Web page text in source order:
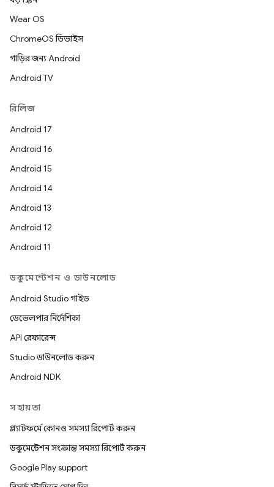
Wear OS
ChromeOS ডিভাইস
গাড়ির জন্য Android
Android TV
রিলিজ
Android 17
Android 16
Android 15
Android 14
Android 13
Android 12
Android 11
ডকুমেন্টেশন ও ডাউনলোড
Android Studio গাইড
ডেভেলপার নির্দেশিকা
API রেফারেন্স
Studio ডাউনলোড করুন
Android NDK
সহায়তা
প্ল্যাটফর্মে কোনও সমস্যা রিপোর্ট করুন
ডকুমেন্টেশন সংক্রান্ত সমস্যা রিপোর্ট করুন
Google Play support